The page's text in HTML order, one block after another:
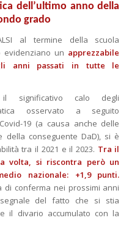
dell’ultimo anno della
grado
al termine della scuola
evidenziano un apprezzabile
anni passati in tutte le
il significativo calo degli
osservato a seguito
19 (a causa anche delle
conseguente DaD), si è
tra il 2021 e il 2023. Tra il
volta, si riscontra però un
nazionale: +1,9 punti.
di conferma nei prossimi anni
del fatto che si stia
il divario accumulato con la